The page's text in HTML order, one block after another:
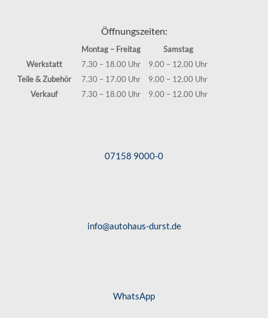
Öffnungszeiten:
Montag – Freitag
Samstag
Werkstatt
7.30 – 18.00 Uhr
9.00 – 12.00 Uhr
Teile & Zubehör
7.30 – 17.00 Uhr
9.00 – 12.00 Uhr
Verkauf
7.30 – 18.00 Uhr 9.00 – 12.00 Uhr
07158 9000-0
info@autohaus-durst.de
WhatsApp